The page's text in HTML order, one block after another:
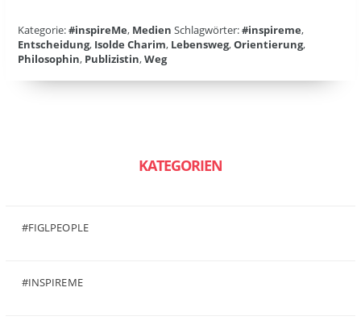
Kategorie:#inspireMe, Medien Schlagwörter:#inspireme,
Entscheidung, Isolde Charim, Lebensweg,Orientierung,
Philosophin, Publizistin,Weg
KATEGORIEN
#FIGLPEOPLE
#INSPIREME